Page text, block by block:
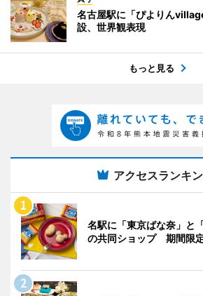
名古屋駅に「ぴよりん
設、世界観表現
もっと見る
アクセスランキ
名駅に「東京ばな奈」と
の共同ショップ 期間限